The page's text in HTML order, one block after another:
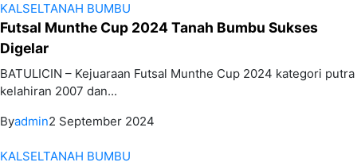
KALSELTANAH BUMBU
Futsal Munthe Cup 2024 Tanah Bumbu Sukses
Digelar
BATULICIN – Kejuaraan Futsal Munthe Cup 2024 kategori putra
kelahiran 2007 dan...
Byadmin2 September 2024
KALSELTANAH BUMBU